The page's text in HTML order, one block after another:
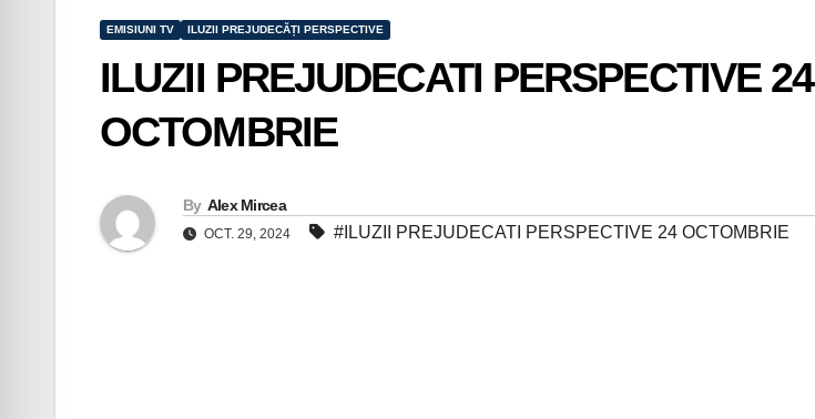
EMISIUNI TV ILUZII PREJUDECĂȚI PERSPECTIVE
ILUZII PREJUDECATI PERSPECTIVE 24
OCTOMBRIE
By Alex Mircea
OCT. 29, 2024 #ILUZII PREJUDECATI PERSPECTIVE 24 OCTOMBRIE